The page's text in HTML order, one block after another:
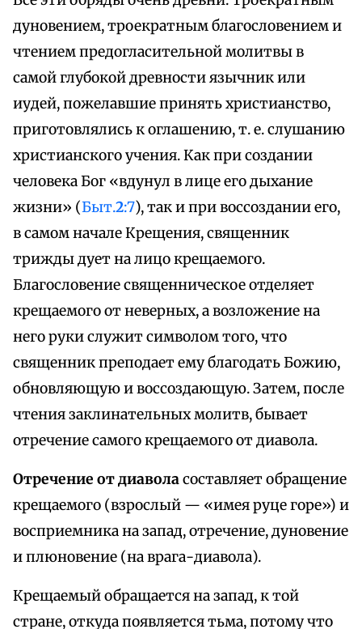
дуновением, троекратным благословением и
чтением предогласительной молитвы в
самой глубокой древности язычник или
иудей, пожелавшие принять христианство,
приготовлялись к оглашению, т. е. слушанию
христианского учения. Как при создании
человека Бог «вдунул в лице его дыхание
жизни» (Быт.2:7), так и при воссоздании его,
в самом начале Крещения, священник
трижды дует на лицо крещаемого.
Благословение священническое отделяет
крещаемого от неверных, а возложение на
него руки служит символом того, что
священник преподает ему благодать Божию,
обновляющую и воссоздающую. Затем, после
чтения заклинательных молитв, бывает
отречение самого крещаемого от диавола.
Отречение от диаволасоставляет обращение
крещаемого (взрослый — «имея руце горе») и
восприемника на запад, отречение, дуновение
и плюновение (на врага-диавола).
Крещаемый обращается на запад, к той
стране, откуда появляется тьма, потому что